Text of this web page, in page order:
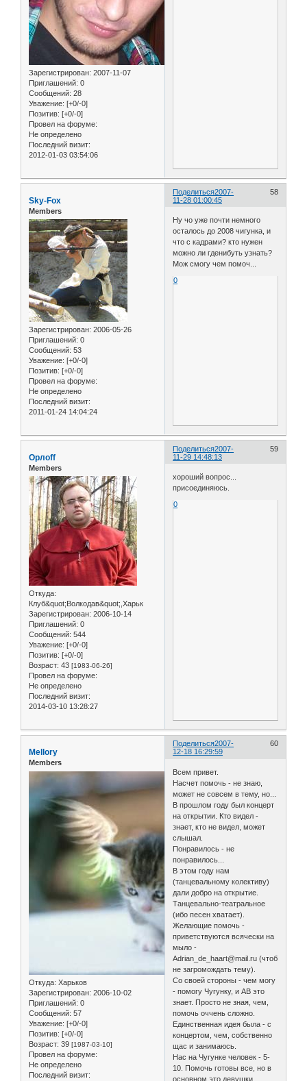
Зарегистрирован: 2007-11-07
Приглашений: 0
Сообщений: 28
Уважение: [+0/-0]
Позитив: [+0/-0]
Провел на форуме:
Не определено
Последний визит:
2012-01-03 03:54:06
Поделиться 58
2007-
11-28 01:00:45
Sky-Fox
Members
Зарегистрирован: 2006-05-26
Приглашений: 0
Сообщений: 53
Уважение: [+0/-0]
Позитив: [+0/-0]
Провел на форуме:
Не определено
Последний визит:
2011-01-24 14:04:24
Ну чо уже почти немного
осталось до 2008 чигунка, и
что с кадрами? кто нужен
можно ли гденибуть узнать?
Мож смогу чем помоч...
0
Поделиться 59
2007-
11-29 14:48:13
Орлоff
Members
Откуда:
Клуб&quot;Волкодав&quot;,Харьк
Зарегистрирован: 2006-10-14
Приглашений: 0
Сообщений: 544
Уважение: [+0/-0]
Позитив: [+0/-0]
Возраст: 43 [1983-06-26]
Провел на форуме:
Не определено
Последний визит:
2014-03-10 13:28:27
хороший вопрос...
присоединяюсь.
0
Поделиться 60
2007-
12-18 16:29:59
Mellory
Members
Откуда: Харьков
Зарегистрирован: 2006-10-02
Приглашений: 0
Сообщений: 57
Уважение: [+0/-0]
Позитив: [+0/-0]
Возраст: 39 [1987-03-10]
Провел на форуме:
Не определено
Последний визит:
Всем привет.
Насчет помочь - не знаю,
может не совсем в тему, но...
В прошлом году был концерт
на открытии. Кто видел -
знает, кто не видел, может
слышал.
Понравилось - не
понравилось...
В этом году нам
(танцевальному колективу)
дали добро на открытие.
Танцевально-театральное
(ибо песен хватает).
Желающие помочь -
приветствуются всячески на
мыло -
Adrian_de_haart@mail.ru (чтоб
не загромождать тему).
Со своей стороны - чем могу
- помогу Чугунку, и АВ это
знает. Просто не зная, чем,
помочь оччень сложно.
Единственная идея была - с
концертом, чем, собственно
щас и занимаюсь.
Нас на Чугунке человек - 5-
10. Помочь готовы все, но в
основном это девушки.